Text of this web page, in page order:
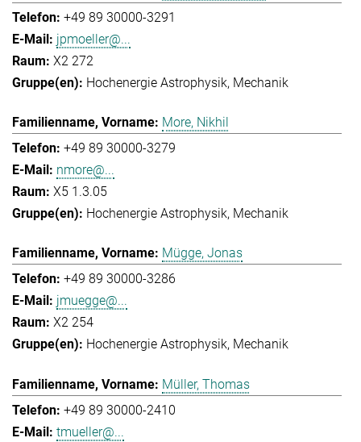
+49 89 30000-3291
jpmoeller@...
X2 272
Hochenergie Astrophysik Mechanik
More, Nikhil
+49 89 30000-3279
nmore@...
X5 1.3.05
Hochenergie Astrophysik Mechanik
Mügge, Jonas
+49 89 30000-3286
jmuegge@...
X2 254
Hochenergie Astrophysik Mechanik
Müller, Thomas
+49 89 30000-2410
tmueller@...